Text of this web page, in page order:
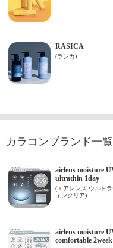
カラコンブランド一覧